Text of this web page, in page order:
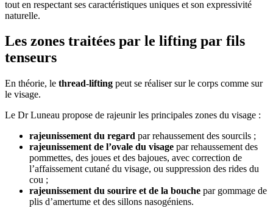
tout en respectant ses caractéristiques uniques et son expressivité
naturelle.
Les zones traitées par le lifting par fils
tenseurs
En théorie, le thread-lifting peut se réaliser sur le corps comme sur
le visage.
Le Dr Luneau propose de rajeunir les principales zones du visage :
rajeunissement du regard par rehaussement des sourcils ;
rajeunissement de l’ovale du visage par rehaussement des
pommettes, des joues et des bajoues, avec correction de
l’affaissement cutané du visage, ou suppression des rides du
cou ;
rajeunissement du sourire et de la bouche par gommage de
plis d’amertume et des sillons nasogéniens.